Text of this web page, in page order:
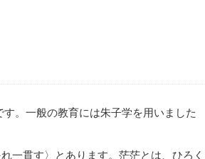
。一般の教育には朱子学を用いました
一貫す〉とあります。茫茫とは、ひろく